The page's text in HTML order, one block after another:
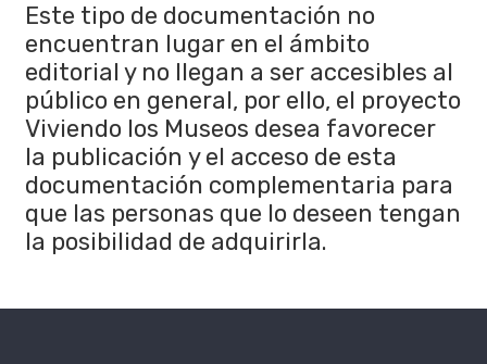
Este tipo de documentación no
encuentran lugar en el ámbito
editorial y no llegan a ser accesibles al
público en general, por ello, el proyecto
Viviendo los Museos desea favorecer
la publicación y el acceso de esta
documentación complementaria para
que las personas que lo deseen tengan
la posibilidad de adquirirla.